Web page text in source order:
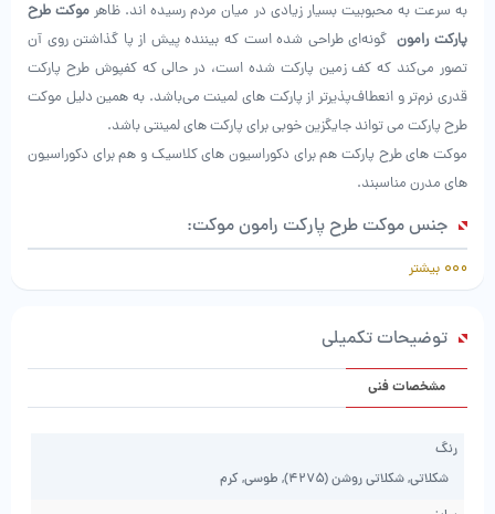
به سرعت به محبوبیت بسیار زیادی در میان مردم رسیده اند. ظاهر موکت طرح
پارکت رامونگونه‌ای طراحی شده است که بیننده پیش از پا گذاشتن روی آن
تصور می‌کند که کف زمین پارکت شده است، در حالی که کفپوش طرح پارکت
قدری نرم‌تر و انعطاف‌پذیرتر از پارکت‌ های لمینت می‌باشد. به همین دلیل موکت
طرح پارکت می تواند جایگزین خوبی برای پارکت های لمینتی باشد.
موکت های طرح پارکت هم برای دکوراسیون های کلاسیک و هم برای دکوراسیون
های مدرن مناسبند.
جنس موکت طرح پارکت رامون موکت:
جنس موکت های طرح پارکت اغلب از الیافی مانند پروپلین و اتیلن هست که
از آنجا که
رامون موکت
از الیاف ضد لک تولید می شود، رنگ آن ثابت می باشد و
همچنین جنسموکت پارکتی
بخارشوی ساده تمیز می شوند.
موکت طرح پارکت رامون موکت مناسب چه مکان هایی است؟
بیشتر
توضیحات تکمیلی
مشخصات فنی
رنگ
شکلاتی, شکلاتی روشن (۴۲۷۵), طوسی, کرم